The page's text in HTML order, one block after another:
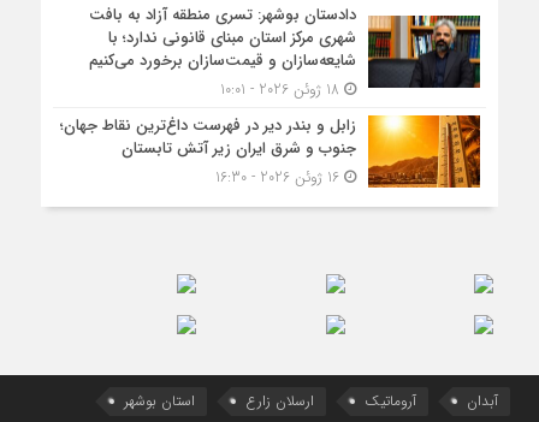
دادستان بوشهر: تسری منطقه آزاد به بافت
شهری مرکز استان مبنای قانونی ندارد؛ با
شایعه‌سازان و قیمت‌سازان برخورد می‌کنیم
زابل و بندر دیر در فهرست داغ‌ترین نقاط جهان؛
جنوب و شرق ایران زیر آتش تابستان
16 ژوئن 2026 - 16:30
آبدان آروماتیک ارسلان زارع
استان بوشهر